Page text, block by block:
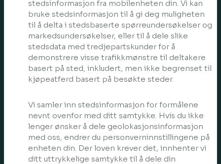
stedsinformasjon fra mobilenheten din. Vi kan
bruke stedsinformasjon til å gi deg muligheten
til å delta i stedsbaserte spørreundersøkelser og
markedsundersøkelser, eller til å dele slike
stedsdata med tredjepartskunder for å
demonstrere visse trafikkmønstre til deltakere
basert på sted, inkludert, men ikke begrenset til
kjøpeatferd basert på besøkte steder.
Vi samler inn stedsinformasjon for formålene
nevnt ovenfor med ditt samtykke. Hvis du ikke
lenger ønsker å dele geolokasjonsinformasjon
med oss, endrer du personverninnstillingene på
enheten din. Der loven krever det, innhenter vi
ditt uttrykkelige samtykke til å dele din